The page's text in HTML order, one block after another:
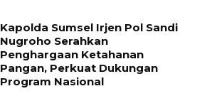
Kapolda Sumsel Irjen Pol Sandi
Nugroho Serahkan
Penghargaan Ketahanan
Pangan, Perkuat Dukungan
Program Nasional